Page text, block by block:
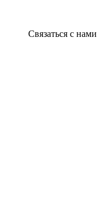
Связаться с нами